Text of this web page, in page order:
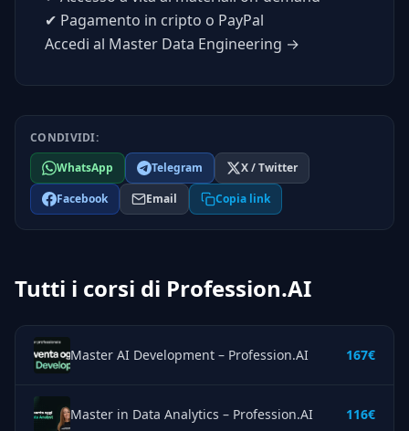
✔ Pagamento in cripto o PayPal
Accedi al Master Data Engineering →
CONDIVIDI:
WhatsApp
Telegram
X / Twitter
Facebook
Email Copia link
Tutti i corsi di Profession.AI
Master AI Development – Profession.AI 167€
Master in Data Analytics – Profession.AI 116€